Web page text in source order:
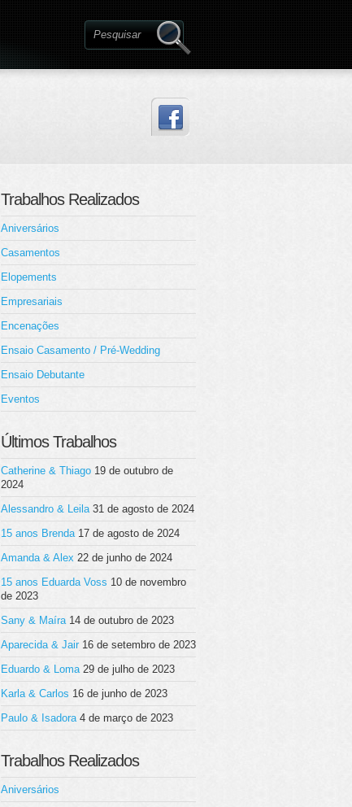
Trabalhos Realizados
Aniversários
Casamentos
Elopements
Empresariais
Encenações
Ensaio Casamento / Pré-Wedding
Ensaio Debutante
Eventos
Últimos Trabalhos
Catherine & Thiago 19 de outubro de
2024
Alessandro & Leila 31 de agosto de 2024
15 anos Brenda 17 de agosto de 2024
Amanda & Alex 22 de junho de 2024
15 anos Eduarda Voss 10 de novembro
de 2023
Sany & Maíra 14 de outubro de 2023
Aparecida & Jair 16 de setembro de 2023
Eduardo & Loma 29 de julho de 2023
Karla & Carlos 16 de junho de 2023
Paulo & Isadora 4 de março de 2023
Trabalhos Realizados
Aniversários